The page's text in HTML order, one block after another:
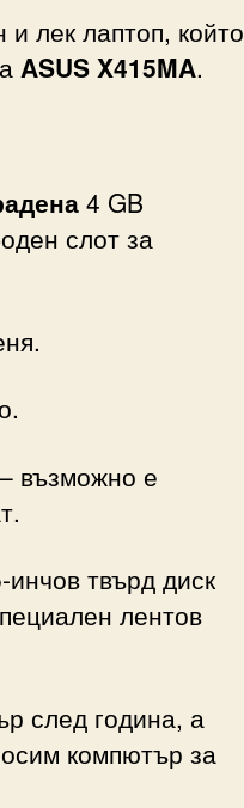
лек лаптоп, който
ASUS X415MA.
4 GB
слот за
възможно е
твърд диск
лентов
след година, а
компютър за